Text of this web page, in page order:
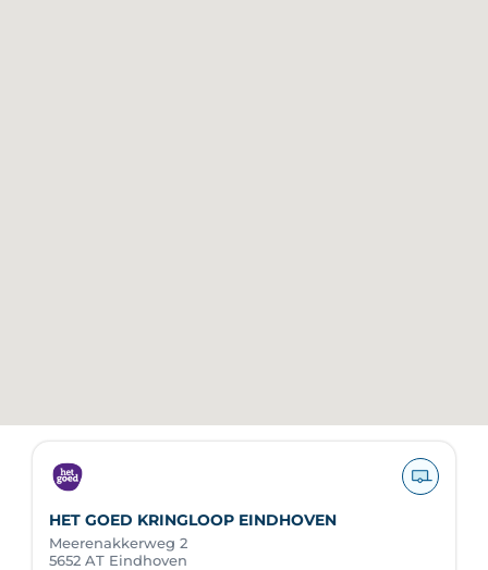
HET GOED KRINGLOOP EINDHOVEN
Meerenakkerweg 2
5652 AT Eindhoven